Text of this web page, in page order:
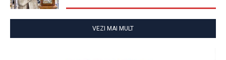
VEZI MAI MULT